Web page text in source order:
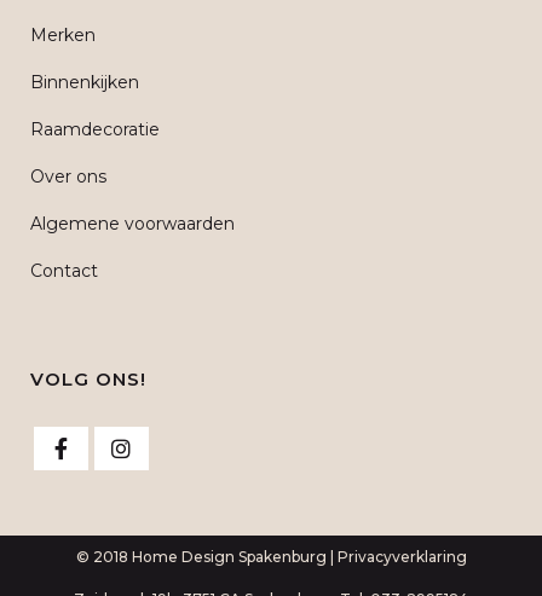
Merken
Binnenkijken
Raamdecoratie
Over ons
Algemene voorwaarden
Contact
VOLG ONS!
© 2018 Home Design Spakenburg | Privacyverklaring